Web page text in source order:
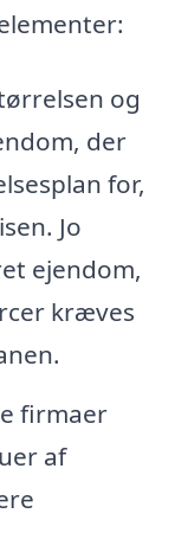
og
der
for,
Jo
ejendom,
kræves
firmaer
af